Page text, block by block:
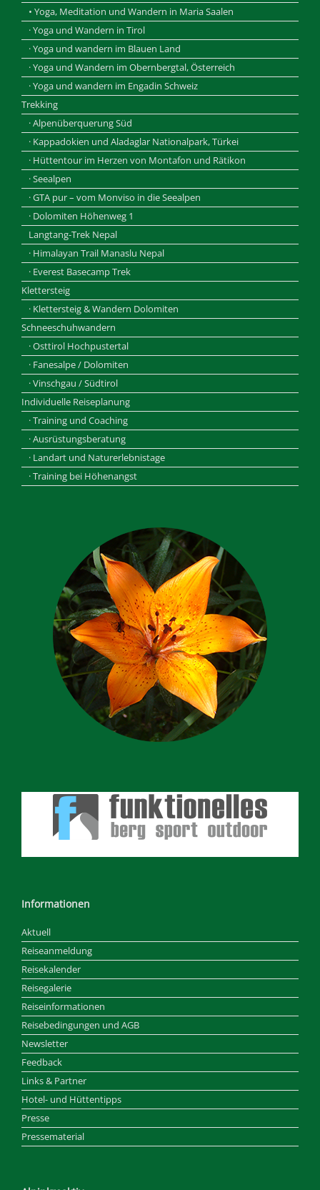
• Yoga, Meditation und Wandern in Maria Saalen
· Yoga und Wandern in Tirol
· Yoga und wandern im Blauen Land
· Yoga und Wandern im Obernbergtal, Österreich
· Yoga und wandern im Engadin Schweiz
Trekking
· Alpenüberquerung Süd
· Kappadokien und Aladaglar Nationalpark, Türkei
· Hüttentour im Herzen von Montafon und Rätikon
· Seealpen
· GTA pur – vom Monviso in die Seealpen
· Dolomiten Höhenweg 1
Langtang-Trek Nepal
· Himalayan Trail Manaslu Nepal
· Everest Basecamp Trek
Klettersteig
· Klettersteig & Wandern Dolomiten
Schneeschuhwandern
· Osttirol Hochpustertal
· Fanesalpe / Dolomiten
· Vinschgau / Südtirol
Individuelle Reiseplanung
· Training und Coaching
· Ausrüstungsberatung
· Landart und Naturerlebnistage
· Training bei Höhenangst
Informationen
Aktuell
Reiseanmeldung
Reisekalender
Reisegalerie
Reiseinformationen
Reisebedingungen und AGB
Newsletter
Feedback
Links & Partner
Hotel- und Hüttentipps
Presse
Pressematerial